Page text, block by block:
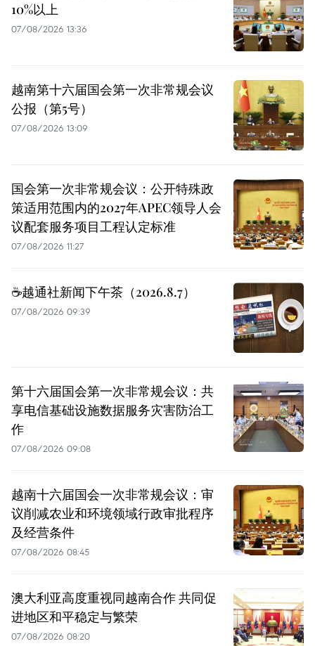
10%以上
07/08/2026 13:36
越南第十六届国会第一次非常规会议
公报（第5号）
07/08/2026 13:09
国会第一次非常规会议：公开特殊政
策适用范围内的2027年APEC领导人会
议配套服务项目工程认定标准
07/08/2026 11:27
☕️越通社新闻下午茶（2026.8.7）
07/08/2026 09:39
第十六届国会第一次非常规会议：共
享电信基础设施数据服务灾害防治工
作
07/08/2026 09:08
越南十六届国会一次非常规会议：审
议削减农业和环境领域行政审批程序
及经营条件
07/08/2026 08:45
澳大利亚高度重视同越南合作 共同促
进地区和平稳定与繁荣
07/08/2026 08:20